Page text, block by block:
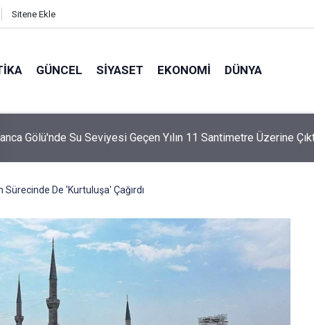
Sitene Ekle
GÜNCEL SIYASET EKONOMI DÜNYA
Gölü'nde Su Seviyesi Geçen Yılın 11 Santimetre Üzerine
Sürecinde De 'Kurtuluşa' Çağırdı